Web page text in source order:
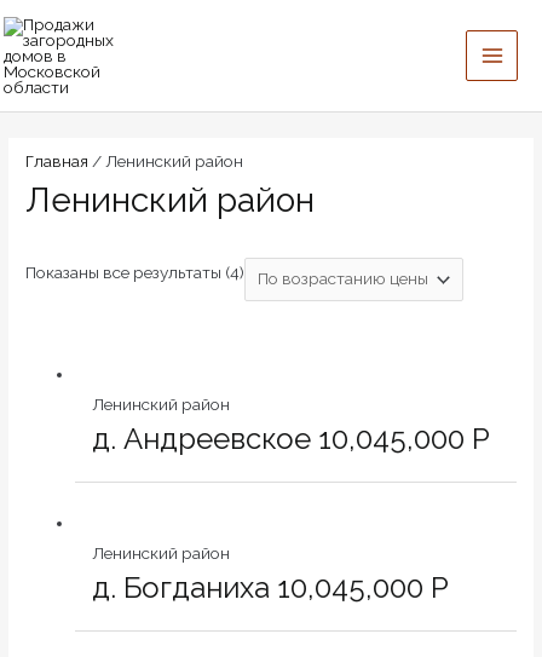
Перейти
содержимому
Главная / Ленинский район
Ленинский район
Показаны все результаты (4)
Ленинский район
д. Андреевское 10,045,000 Р
Ленинский район
д. Богданиха 10,045,000 Р